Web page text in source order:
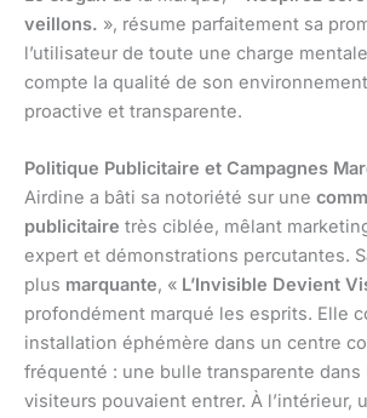
veillons. », résume parfaitement sa
l’utilisateur de toute une charge
compte la qualité de son
proactive et transparente.
Politique Publicitaire et Campagnes
Airdine a bâti sa notoriété sur une
publicitaire très ciblée, mêlant
expert et démonstrations percutantes.
plus marquante, « L’Invisible Devient
profondément marqué les esprits. Elle
installation éphémère dans un centre
fréquenté : une bulle transparente dans
visiteurs pouvaient entrer. À l’intérieur,